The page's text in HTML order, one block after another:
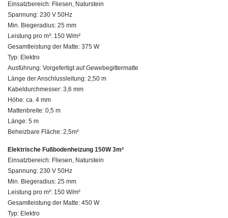
Einsatzbereich: Fliesen, Naturstein
Spannung: 230 V 50Hz
Min. Biegeradius: 25 mm
Leistung pro m²: 150 W/m²
Gesamtleistung der Matte: 375 W
Typ: Elektro
Ausführung: Vorgefertigt auf Gewebegittermatte
Länge der Anschlussleitung: 2,50 m
Kabeldurchmesser: 3,6 mm
Höhe: ca. 4 mm
Mattenbreite: 0,5 m
Länge: 5 m
Beheizbare Fläche: 2,5m²
Elektrische Fußbodenheizung 150W 3m²
Einsatzbereich: Fliesen, Naturstein
Spannung: 230 V 50Hz
Min. Biegeradius: 25 mm
Leistung pro m²: 150 W/m²
Gesamtleistung der Matte: 450 W
Typ: Elektro